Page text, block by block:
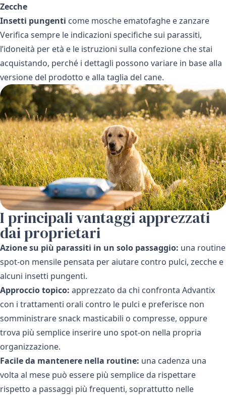
Zecche
Insetti pungenti come mosche ematofaghe e zanzare
Verifica sempre le indicazioni specifiche sui parassiti,
l’idoneità per età e le istruzioni sulla confezione che stai
acquistando, perché i dettagli possono variare in base alla
versione del prodotto e alla taglia del cane.
I principali vantaggi apprezzati
dai proprietari
Azione su più parassiti in un solo passaggio: una routine
spot-on mensile pensata per aiutare contro pulci, zecche e
alcuni insetti pungenti.
Approccio topico: apprezzato da chi confronta Advantix
con i trattamenti orali contro le pulci e preferisce non
somministrare snack masticabili o compresse, oppure
trova più semplice inserire uno spot-on nella propria
organizzazione.
Facile da mantenere nella routine: una cadenza una
volta al mese può essere più semplice da rispettare
rispetto a passaggi più frequenti, soprattutto nelle